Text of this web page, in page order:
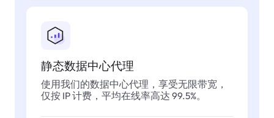
静态数据中心代理
使用我们的数据中心代理，享受无限带宽，
仅按 IP 计费，平均在线率高达 99.5%。